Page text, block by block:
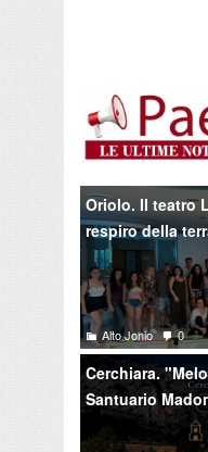
Oriolo. Il teatro
respiro della
Alto Jonio 0
Cerchiara.
Santuario